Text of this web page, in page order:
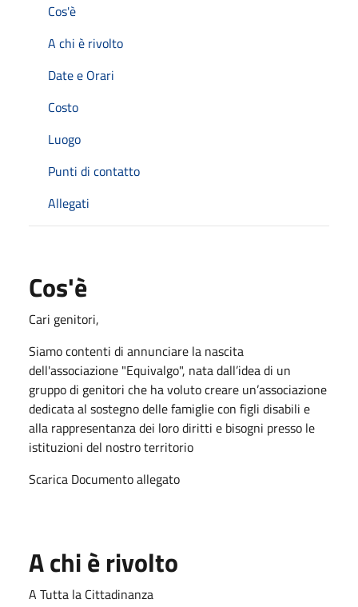
Cos'è
A chi è rivolto
Date e Orari
Costo
Luogo
Punti di contatto
Allegati
Cos'è
Cari genitori,
Siamo contenti di annunciare la nascita
dell'associazione "Equivalgo", nata dall’idea di un
gruppo di genitori che ha voluto creare un’associazione
dedicata al sostegno delle famiglie con figli disabili e
alla rappresentanza dei loro diritti e bisogni presso le
istituzioni del nostro territorio
Scarica Documento allegato
A chi è rivolto
A Tutta la Cittadinanza